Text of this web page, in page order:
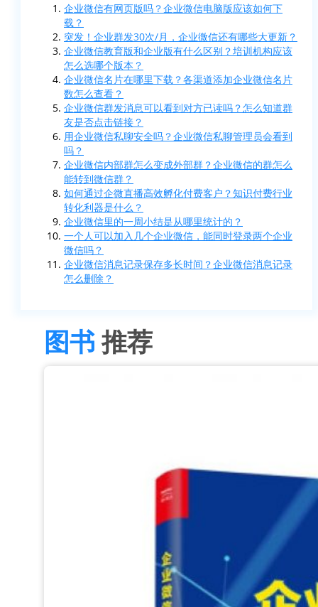
企业微信有网页版吗？企业微信电脑版应该如何下
载？
突发！企业群发30次/月，企业微信还有哪些大更新？
企业微信教育版和企业版有什么区别？培训机构应该
怎么选哪个版本？
企业微信名片在哪里下载？各渠道添加企业微信名片
数怎么查看？
企业微信群发消息可以看到对方已读吗？怎么知道群
友是否点击链接？
用企业微信私聊安全吗？企业微信私聊管理员会看到
吗？
企业微信内部群怎么变成外部群？企业微信的群怎么
能转到微信群？
如何通过企微直播高效孵化付费客户？知识付费行业
转化利器是什么？
企业微信里的一周小结是从哪里统计的？
一个人可以加入几个企业微信，能同时登录两个企业
微信吗？
企业微信消息记录保存多长时间？企业微信消息记录
怎么删除？
图书推荐